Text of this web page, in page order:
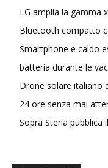
LG amplia la gamma
Bluetooth compatto
Smartphone e caldo
batteria durante le
Drone solare italiano
24 ore senza mai
Sopra Steria pubblica